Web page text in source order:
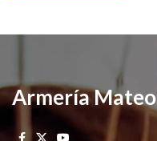
Armería Mateo